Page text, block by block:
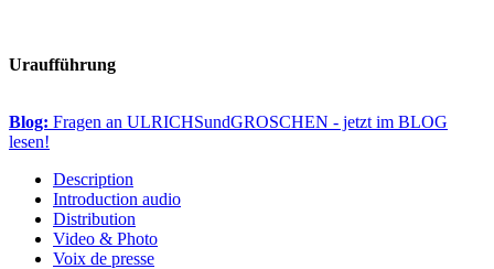
Uraufführung
Blog: Fragen an ULRICHSundGROSCHEN - jetzt im BLOG
lesen!
Description
Introduction audio
Distribution
Video & Photo
Voix de presse